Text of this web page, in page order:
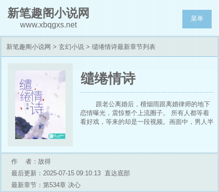
新笔趣阁小说网
www.xbqgxs.net
菜单
新笔趣阁小说网 > 玄幻小说 > 缱绻情诗最新章节列表
缱绻情诗
跟老公离婚后，檀烟雨跟离婚律师的地下
恋情曝光，震惊整个上流圈子。 所有人都等着
看好戏，等来的却是一段视频。画面中，男人半
作 者：故得
最后更新：2025-07-15 09:10:13 直达底部
最新章节：第534章 决心